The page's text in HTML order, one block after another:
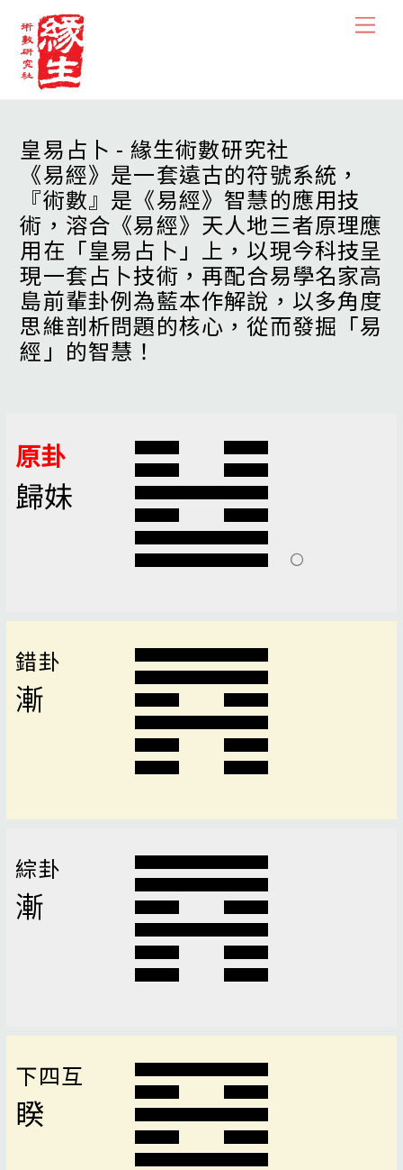
content
皇易占卜 - 緣生術數研究社
《易經》是一套遠古的符號系統，
『術數』是《易經》智慧的應用技
術，溶合《易經》天人地三者原理應
用在「皇易占卜」上，以現今科技呈
現一套占卜技術，再配合易學名家高
島前輩卦例為藍本作解說，以多角度
思維剖析問題的核心，從而發掘「易
經」的智慧！
原卦
歸妹
錯卦
漸
綜卦
漸
下四互
睽